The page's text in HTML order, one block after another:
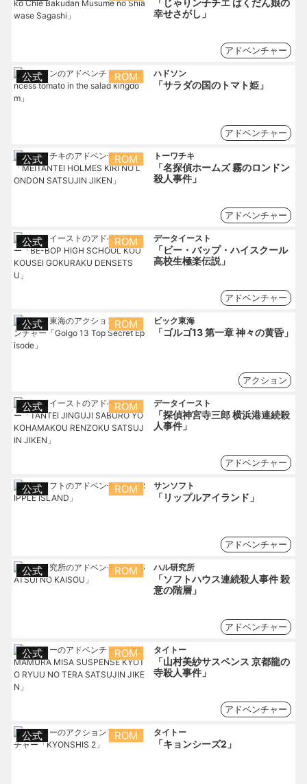
「じゃりン子チエ ばくだん娘の
幸せさがし」
アドベンチャー
公式 ROM ハドソン
「サラダの国のトマト姫」
アドベンチャー
公式 ROM トーワチキ
「名探偵ホームズ 霧のロンドン
殺人事件」
アドベンチャー
公式 ROM データイースト
「ビー・バップ・ハイスクール
高校生極楽伝説」
アドベンチャー
公式 ROM ビック東海
「ゴルゴ13 第一章 神々の黄昏」
アクション
公式 ROM データイースト
「探偵神宮寺三郎 横浜港連続殺
人事件」
アドベンチャー
公式 ROM サンソフト
「リップルアイランド」
アドベンチャー
公式 ROM ハル研究所
「ソフトハウス連続殺人事件 殺
意の階層」
アドベンチャー
公式 ROM タイトー
「山村美紗サスペンス 京都龍の
寺殺人事件」
アドベンチャー
公式 ROM タイトー
「キョンシーズ2」